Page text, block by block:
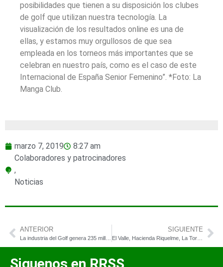
posibilidades que tienen a su disposición los clubes
de golf que utilizan nuestra tecnología. La
visualización de los resultados online es una de
ellas, y estamos muy orgullosos de que sea
empleada en los torneos más importantes que se
celebran en nuestro país, como es el caso de este
Internacional de España Senior Femenino”. *Foto: La
Manga Club.
marzo 7, 2019
8:27 am
Colaboradores y patrocinadores
,
Noticias
ANTERIOR SIGUIENTE
El Valle, Hacienda Riquelme, La Torre Golf, Lo Romero Golf y Font del Llop renuevan su maquinaria John Deere con Agronimer
Siguenos en RRSS